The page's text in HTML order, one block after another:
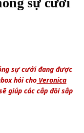
sự cưới đang được
hỏi cho Veronica
giúp các cắp đôi sắp